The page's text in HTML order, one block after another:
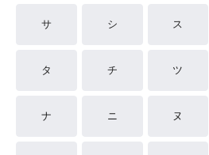
サ シ ス
タ チ ツ
ナ ニ ヌ